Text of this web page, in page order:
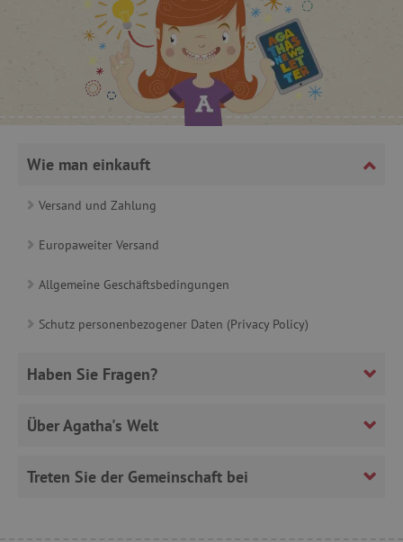
Wie man einkauft
Versand und Zahlung
Europaweiter Versand
Allgemeine Geschäftsbedingungen
Schutz personenbezogener Daten (Privacy Policy)
Haben Sie Fragen?
Über Agatha's Welt
Treten Sie der Gemeinschaft bei
product_filter_remember
CookieScriptConsent
.heureka.cz
_sp_id.ab3e www.agathaswelt.de